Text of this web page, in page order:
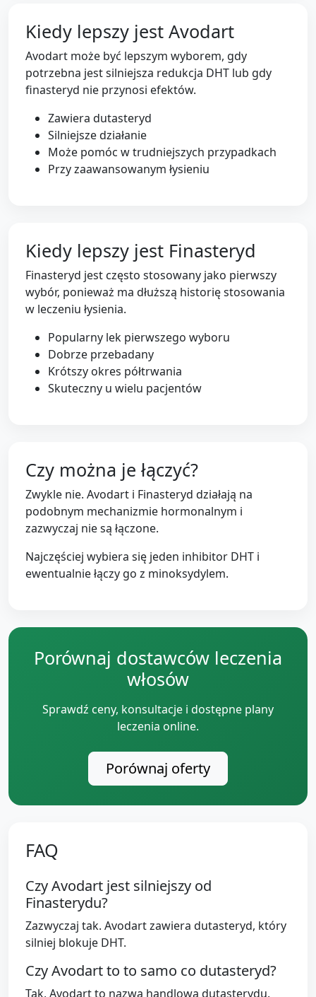
Kiedy lepszy jest Avodart
Avodart może być lepszym wyborem, gdy
potrzebna jest silniejsza redukcja DHT lub gdy
finasteryd nie przynosi efektów.
Zawiera dutasteryd
Silniejsze działanie
Może pomóc w trudniejszych przypadkach
Przy zaawansowanym łysieniu
Kiedy lepszy jest Finasteryd
Finasteryd jest często stosowany jako pierwszy
wybór, ponieważ ma dłuższą historię stosowania
w leczeniu łysienia.
Popularny lek pierwszego wyboru
Dobrze przebadany
Krótszy okres półtrwania
Skuteczny u wielu pacjentów
Czy można je łączyć?
Zwykle nie. Avodart i Finasteryd działają na
podobnym mechanizmie hormonalnym i
zazwyczaj nie są łączone.
Najczęściej wybiera się jeden inhibitor DHT i
ewentualnie łączy go z minoksydylem.
Porównaj dostawców leczenia
włosów
Sprawdź ceny, konsultacje i dostępne plany
leczenia online.
Porównaj oferty
FAQ
Czy Avodart jest silniejszy od
Finasterydu?
Zazwyczaj tak. Avodart zawiera dutasteryd, który
silniej blokuje DHT.
Czy Avodart to to samo co dutasteryd?
Tak, Avodart to nazwa handlowa dutasterydu.